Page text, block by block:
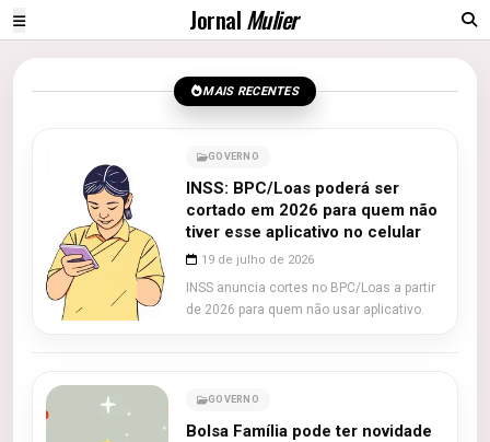
JornalMulier
MAIS RECENTES
GOVERNO
INSS: BPC/Loas poderá ser
cortado em 2026 para quem não
tiver esse aplicativo no celular
19 de julho de 2026
INSS anuncia cortes no BPC/Loas a partir
de 2026 para quem não usar aplicativo.
GOVERNO
Bolsa Família pode ter novidade